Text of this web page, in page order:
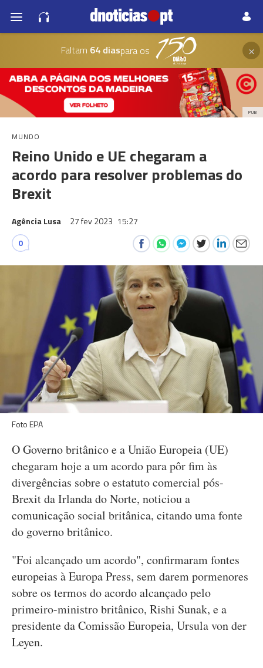
Faltam 64 diaspara os ×
PUB
MUNDO
Reino Unido e UE chegaram a
acordo para resolver problemas do
Brexit
Agência Lusa 27 fev 2023 15:27
0
Foto EPA
O Governo britânico e a União Europeia (UE)
chegaram hoje a um acordo para pôr fim às
divergências sobre o estatuto comercial pós-
Brexit da Irlanda do Norte, noticiou a
comunicação social britânica, citando uma fonte
do governo britânico.
"Foi alcançado um acordo", confirmaram fontes
europeias à Europa Press, sem darem pormenores
sobre os termos do acordo alcançado pelo
primeiro-ministro britânico, Rishi Sunak, e a
presidente da Comissão Europeia, Ursula von der
Leyen.